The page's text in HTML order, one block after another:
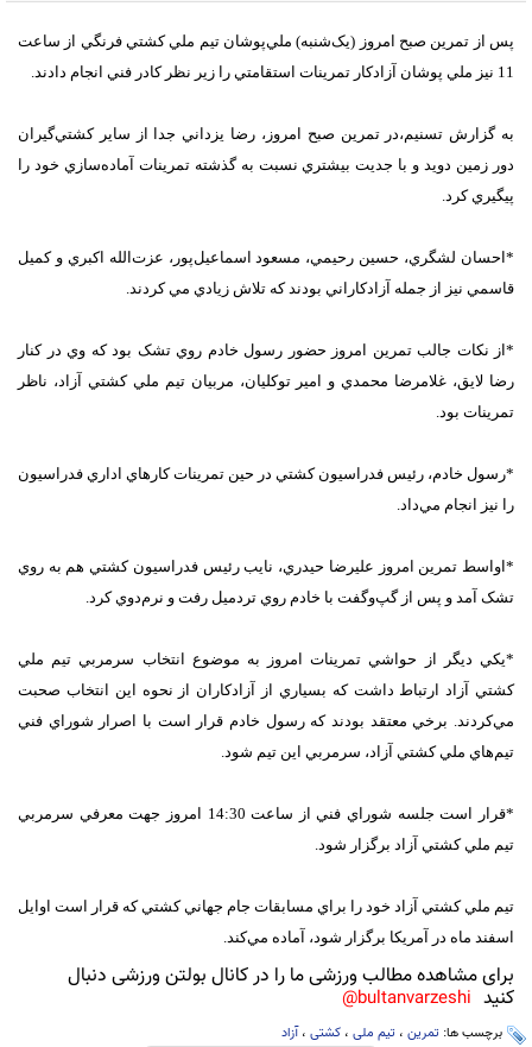
پس از تمرين صبح امروز (يک‌شنبه) ملي‌پوشان تيم ملي کشتي فرنگي از ساعت
11 نيز ملي پوشان آزادکار تمرينات استقامتي را زير نظر کادر فني انجام دادند.
به گزارش تسنيم،در تمرين صبح امروز، رضا يزداني جدا از ساير کشتي‌گيران
دور زمين دويد و با جديت بيشتري نسبت به گذشته تمرينات آماده‌سازي خود را
پيگيري کرد.
*احسان لشگري، حسين رحيمي، مسعود اسماعيل‌پور، عزت‌الله اکبري و کميل
قاسمي نيز از جمله آزادکاراني بودند که تلاش زيادي مي کردند.
*از نکات جالب تمرين امروز حضور رسول خادم روي تشک بود که وي در کنار
رضا لايق، غلامرضا محمدي و امير توکليان، مربيان تيم ملي کشتي آزاد، ناظر
تمرينات بود.
*رسول خادم، رئيس فدراسيون کشتي در حين تمرينات کارهاي اداري فدراسيون
را نيز انجام مي‌داد.
*اواسط تمرين امروز عليرضا حيدري، نايب رئيس فدراسيون کشتي هم به روي
تشک آمد و پس از گپ‌وگفت با خادم روي تردميل رفت و نرم‌دوي کرد.
*يکي ديگر از حواشي تمرينات امروز به موضوع انتخاب سرمربي تيم ملي
کشتي آزاد ارتباط داشت که بسياري از آزادکاران از نحوه اين انتخاب صحبت
مي‌کردند. برخي معتقد بودند که رسول خادم قرار است با اصرار شوراي فني
تيم‌هاي ملي کشتي آزاد، سرمربي اين تيم شود.
*قرار است جلسه شوراي فني از ساعت 14:30 امروز جهت معرفي سرمربي
تيم ملي کشتي آزاد برگزار شود.
تيم ملي کشتي آزاد خود را براي مسابقات جام جهاني کشتي که قرار است اوايل
اسفند ماه در آمريکا برگزار شود، آماده مي‌کند.
برای مشاهده مطالب ورزشی ما را در کانال بولتن ورزشی دنبال
کنید bultanvarzeshi@
برچسب ها: تمرین ، تیم ملی ، کشتی ،آزاد